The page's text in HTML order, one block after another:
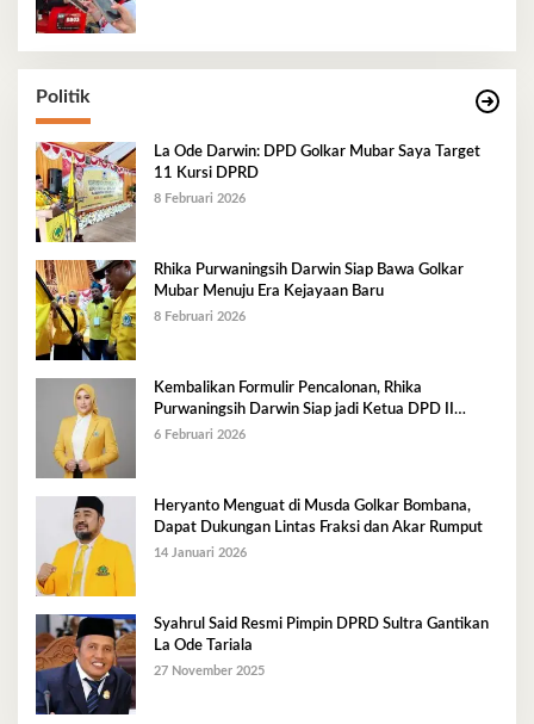
Politik
La Ode Darwin: DPD Golkar Mubar Saya Target
11 Kursi DPRD
8 Februari 2026
Rhika Purwaningsih Darwin Siap Bawa Golkar
Mubar Menuju Era Kejayaan Baru
8 Februari 2026
Kembalikan Formulir Pencalonan, Rhika
Purwaningsih Darwin Siap jadi Ketua DPD II
Golkar Mubar
6 Februari 2026
Heryanto Menguat di Musda Golkar Bombana,
Dapat Dukungan Lintas Fraksi dan Akar Rumput
14 Januari 2026
Syahrul Said Resmi Pimpin DPRD Sultra Gantikan
La Ode Tariala
27 November 2025